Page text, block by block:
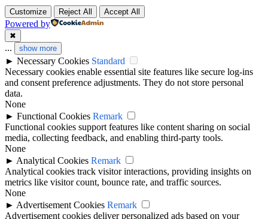
Customize Reject All Accept All
Powered by
✖
... show more
► Necessary Cookies Standard
Necessary cookies enable essential site features like secure log-ins
and consent preference adjustments. They do not store personal
data.
None
► Functional Cookies Remark
Functional cookies support features like content sharing on social
media, collecting feedback, and enabling third-party tools.
None
► Analytical Cookies Remark
Analytical cookies track visitor interactions, providing insights on
metrics like visitor count, bounce rate, and traffic sources.
None
► Advertisement Cookies Remark
Advertisement cookies deliver personalized ads based on your